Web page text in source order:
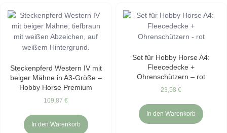
Steckenpferd Western IV mit
beiger Mähne in A3-Größe –
Hobby Horse Premium
109,87€
In den Warenkorb
Set für Hobby Horse A4:
Fleecedecke +
Ohrenschützern – rot
23,58€
In den Warenkorb